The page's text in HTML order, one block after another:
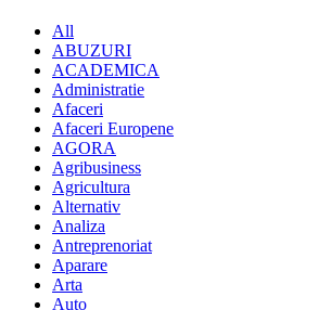
All
ABUZURI
ACADEMICA
Administratie
Afaceri
Afaceri Europene
AGORA
Agribusiness
Agricultura
Alternativ
Analiza
Antreprenoriat
Aparare
Arta
Auto